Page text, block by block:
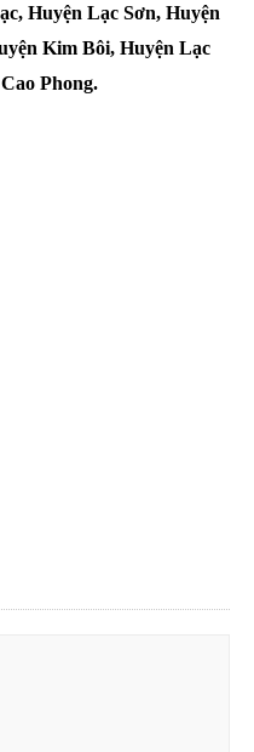
Huyện Lạc Sơn, Huyện
Kim Bôi, Huyện Lạc
Phong.